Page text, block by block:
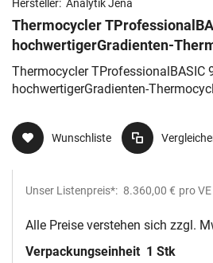
Hersteller: Analytik Jena
Thermocycler
hochwertigerGradienten-
Display
Thermocycler TProfessionalBASIC
hochwertigerGradienten-
Wunschliste
Unser Listenpreis*: 8.360,00 € pro VE
Alle Preise verstehen sich zzgl.
Verpackungseinheit 1 Stk